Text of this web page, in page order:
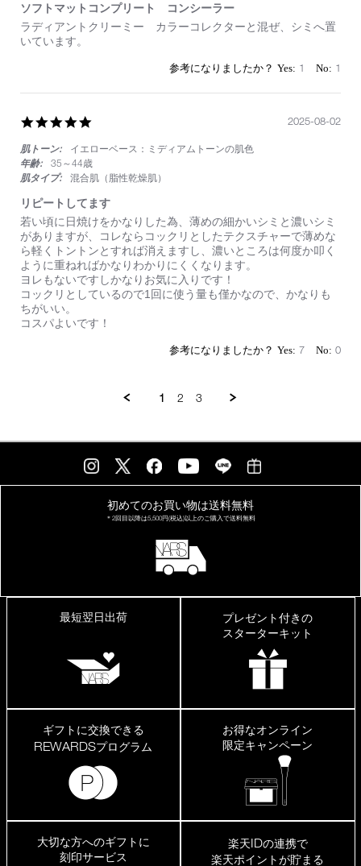
ソフトマットコンプリート コンシーラー
Review
by
2025
review
stating
マ
ト
ン
プ
リ
ト
コ
ン
シ
ー
ラ
ー
ラディアントクリーミー カラーコレクターと混ぜ、シミへ置
いています。
1 1
rating
肌トーン:
イエローベース：ミディアムトーンの肌色
年齢:
35～44歳
肌タイプ:
混合肌（脂性乾燥肌）
リピートしてます
Review
by
on
2
Aug
2025
review
stating
リ
ピ
ー
ト
し
て
ま
若い頃に日焼けをかなりした為、薄めの細かいシミと濃いシミ
がありますが、コレならコックリとしたテクスチャーで薄めな
ら軽くトントンとすれば消えますし、濃いところは何度か叩く
ように重ねればかなりわかりにくくなります。
ヨレもないですしかなりお気に入りです！
コックリとしているので1回に使う量も僅かなので、かなりも
ちがいい。
コスパよいです！
2025-08-02
7 0
1 2 3
初めてのお買い物は送料無料
＊2回目以降は5,500円(税込)以上の ご購入で送料無料
最短翌日出荷
プレゼント付きの
スターターキット
ギフトに交換できる
REWARDSプログラム
お得なオンライン
限定キャンペーン
大切な方へのギフトに
刻印サービス
楽天IDの連携で
楽天ポイントが貯まる